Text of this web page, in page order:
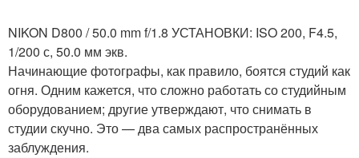
NIKON D800 / 50.0 mm f/1.8 УСТАНОВКИ: ISO 200, F4.5,
1/200 с, 50.0 мм экв.
Начинающие фотографы, как правило, боятся студий как
огня. Одним кажется, что сложно работать со студийным
оборудованием; другие утверждают, что снимать в
студии скучно. Это — два самых распространённых
заблуждения.